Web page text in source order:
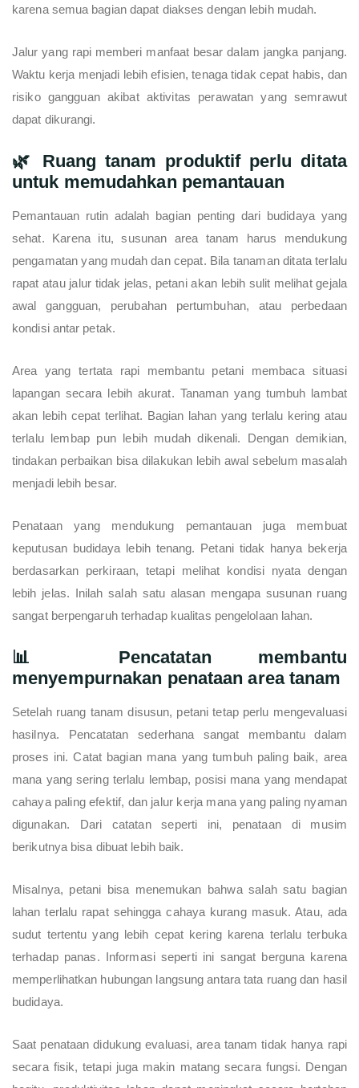
karena semua bagian dapat diakses dengan lebih mudah.
Jalur yang rapi memberi manfaat besar dalam jangka panjang.
Waktu kerja menjadi lebih efisien, tenaga tidak cepat habis, dan
risiko gangguan akibat aktivitas perawatan yang semrawut
dapat dikurangi.
🌿 Ruang tanam produktif perlu ditata
untuk memudahkan pemantauan
Pemantauan rutin adalah bagian penting dari budidaya yang
sehat. Karena itu, susunan area tanam harus mendukung
pengamatan yang mudah dan cepat. Bila tanaman ditata terlalu
rapat atau jalur tidak jelas, petani akan lebih sulit melihat gejala
awal gangguan, perubahan pertumbuhan, atau perbedaan
kondisi antar petak.
Area yang tertata rapi membantu petani membaca situasi
lapangan secara lebih akurat. Tanaman yang tumbuh lambat
akan lebih cepat terlihat. Bagian lahan yang terlalu kering atau
terlalu lembap pun lebih mudah dikenali. Dengan demikian,
tindakan perbaikan bisa dilakukan lebih awal sebelum masalah
menjadi lebih besar.
Penataan yang mendukung pemantauan juga membuat
keputusan budidaya lebih tenang. Petani tidak hanya bekerja
berdasarkan perkiraan, tetapi melihat kondisi nyata dengan
lebih jelas. Inilah salah satu alasan mengapa susunan ruang
sangat berpengaruh terhadap kualitas pengelolaan lahan.
📊 Pencatatan membantu
menyempurnakan penataan area tanam
Setelah ruang tanam disusun, petani tetap perlu mengevaluasi
hasilnya. Pencatatan sederhana sangat membantu dalam
proses ini. Catat bagian mana yang tumbuh paling baik, area
mana yang sering terlalu lembap, posisi mana yang mendapat
cahaya paling efektif, dan jalur kerja mana yang paling nyaman
digunakan. Dari catatan seperti ini, penataan di musim
berikutnya bisa dibuat lebih baik.
Misalnya, petani bisa menemukan bahwa salah satu bagian
lahan terlalu rapat sehingga cahaya kurang masuk. Atau, ada
sudut tertentu yang lebih cepat kering karena terlalu terbuka
terhadap panas. Informasi seperti ini sangat berguna karena
memperlihatkan hubungan langsung antara tata ruang dan hasil
budidaya.
Saat penataan didukung evaluasi, area tanam tidak hanya rapi
secara fisik, tetapi juga makin matang secara fungsi. Dengan